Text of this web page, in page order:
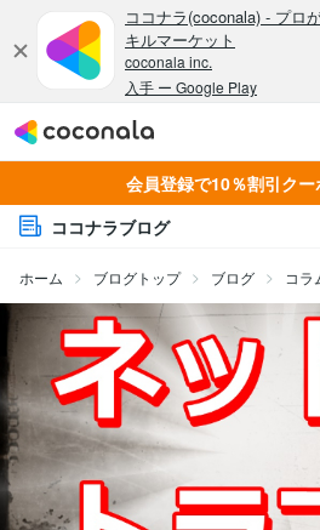
会員登録で10％割引クー
ココナラブログ
ホーム ブログトップ ブログ コラ